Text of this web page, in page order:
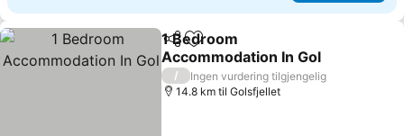
Del Legg til i favoritter
1 Bedroom
Accommodation In Gol
Se priser
/
Ingen vurdering tilgjengelig
14.8 km til Golsfjellet